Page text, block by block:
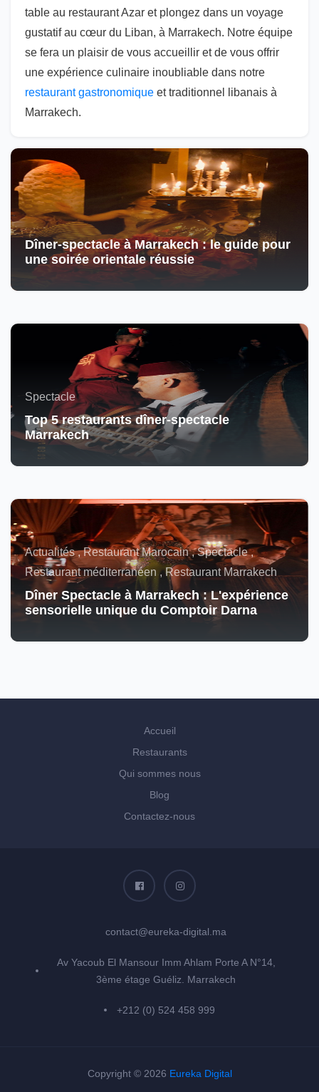
table au restaurant Azar et plongez dans un voyage
gustatif au cœur du Liban, à Marrakech. Notre équipe
se fera un plaisir de vous accueillir et de vous offrir
une expérience culinaire inoubliable dans notre
restaurant gastronomique et traditionnel libanais à
Marrakech.
Dîner-spectacle à Marrakech : le guide pour
une soirée orientale réussie
Spectacle
Top 5 restaurants dîner-spectacle
Marrakech
Actualités , Restaurant Marocain , Spectacle ,
Restaurant méditerranéen , Restaurant Marrakech
Dîner Spectacle à Marrakech : L'expérience
sensorielle unique du Comptoir Darna
Accueil
Restaurants
Qui sommes nous
Blog
Contactez-nous
contact@eureka-digital.ma
Av Yacoub El Mansour Imm Ahlam Porte A N°14,
3ème étage Guéliz. Marrakech
+212 (0) 524 458 999
Copyright © 2026 Eureka Digital